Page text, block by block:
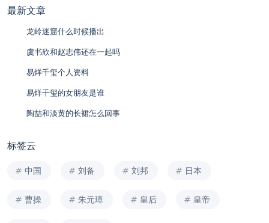
最新文章
龙岭迷窟什么时候播出
虞书欣和赵志伟还在一起吗
易烊千玺个人资料
易烊千玺的女朋友是谁
陶喆和淡黄的长裙怎么回事
标签云
中国 刘备 刘邦 日本
曹操 朱元璋 皇后 皇帝